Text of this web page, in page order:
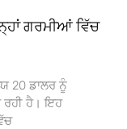
ਗਰਮੀਆਂ ਵਿੱਚ
20 ਡਾਲਰ ਨੂੰ
ਹੈ। ਇਹ